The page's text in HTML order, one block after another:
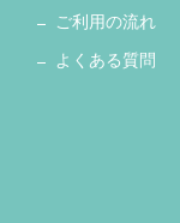
ご利用の流れ
よくある質問